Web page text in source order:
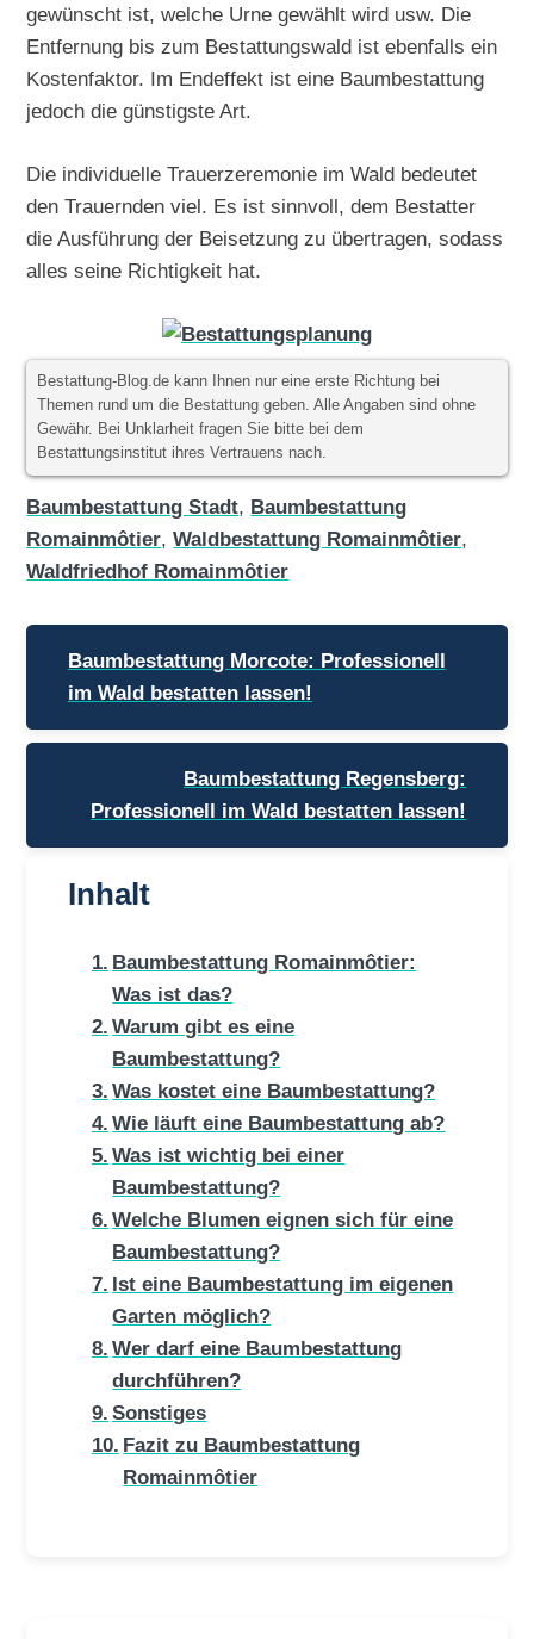
gewünscht ist, welche Urne gewählt wird usw. Die
Entfernung bis zum Bestattungswald ist ebenfalls ein
Kostenfaktor. Im Endeffekt ist eine Baumbestattung
jedoch die günstigste Art.
Die individuelle Trauerzeremonie im Wald bedeutet
den Trauernden viel. Es ist sinnvoll, dem Bestatter
die Ausführung der Beisetzung zu übertragen, sodass
alles seine Richtigkeit hat.
Bestattung-Blog.de kann Ihnen nur eine erste Richtung bei
Themen rund um die Bestattung geben. Alle Angaben sind ohne
Gewähr. Bei Unklarheit fragen Sie bitte bei dem
Bestattungsinstitut ihres Vertrauens nach.
Baumbestattung Stadt, Baumbestattung
Romainmôtier,Waldbestattung Romainmôtier,
Waldfriedhof Romainmôtier
Beitragsnavigation
Baumbestattung Morcote: Professionell
im Wald bestatten lassen!
Baumbestattung Regensberg:
Professionell im Wald bestatten lassen!
Inhalt
Baumbestattung Romainmôtier:
Was ist das?
Warum gibt es eine
Baumbestattung?
Was kostet eine Baumbestattung?
Wie läuft eine Baumbestattung ab?
Was ist wichtig bei einer
Baumbestattung?
Welche Blumen eignen sich für eine
Baumbestattung?
Ist eine Baumbestattung im eigenen
Garten möglich?
Wer darf eine Baumbestattung
durchführen?
Sonstiges
Fazit zu Baumbestattung
Romainmôtier